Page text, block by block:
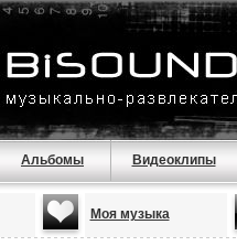
Альбомы Видеоклипы
Моя музыка